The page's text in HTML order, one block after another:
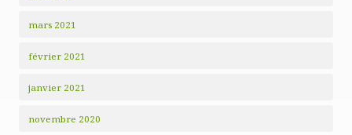
mars 2021
février 2021
janvier 2021
novembre 2020